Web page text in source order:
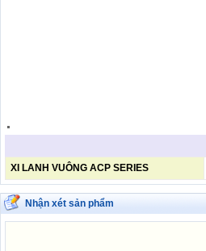
.
XI LANH VUÔNG ACP SERIES
Nhận xét sản phẩm